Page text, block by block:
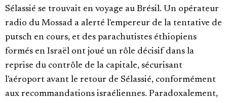
Sélassié se trouvait en voyage au Brésil. Un opérateur
radio du Mossad a alerté l'empereur de la tentative de
putsch en cours, et des parachutistes éthiopiens
formés en Israël ont joué un rôle décisif dans la
reprise du contrôle de la capitale, sécurisant
l'aéroport avant le retour de Sélassié, conformément
aux recommandations israéliennes. Paradoxalement,